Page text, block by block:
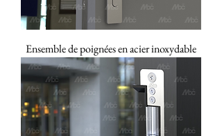
Ensemble de poignées en acier inoxydable